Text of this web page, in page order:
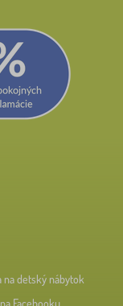
na detský nábytok